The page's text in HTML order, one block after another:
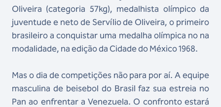
Oliveira (categoria 57kg), medalhista olímpico da
juventude e neto de Servílio de Oliveira, o primeiro
brasileiro a conquistar uma medalha olímpica no na
modalidade, na edição da Cidade do México 1968.
Mas o dia de competições não para por aí. A equipe
masculina de beisebol do Brasil faz sua estreia no
Pan ao enfrentar a Venezuela. O confronto estará